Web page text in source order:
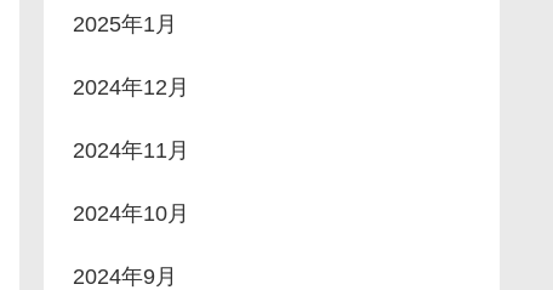
2025年1月
2024年12月
2024年11月
2024年10月
2024年9月